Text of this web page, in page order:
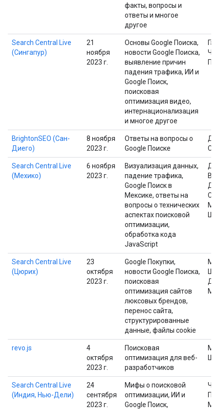
факты, вопросы и
ответы и многое
другое
Search Central Live
(Сингапур)
21
ноября
2023 г.
Основы Google Поиска,
новости Google Поиска,
выявление причин
падения трафика, ИИ и
Google Поиск,
поисковая
оптимизация видео,
интернационализация
и многое другое
BrightonSEO (Сан-
Диего)
8 ноября
2023 г.
Ответы на вопросы о
Google Поиске
Search Central Live
(Мехико)
6 ноября
2023 г.
Визуализация данных,
падение трафика,
Google Поиск в
Мексике, ответы на
вопросы о технических
аспектах поисковой
оптимизации,
обработка кода
JavaScript
Search Central Live
(Цюрих)
23
октября
2023 г.
Google Покупки,
новости Google Поиска,
поисковая
оптимизация сайтов
люксовых брендов,
перенос сайта,
структурированные
данные, файлы cookie
revo.js
4
октября
2023 г.
Поисковая
оптимизация для веб-
разработчиков
Search Central Live
(Индия, Нью-Дели)
24
сентября
2023 г.
Мифы о поисковой
оптимизации, ИИ и
Google Поиск,